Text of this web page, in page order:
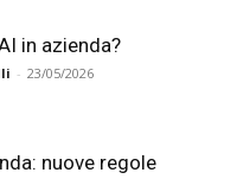
in azienda?
- 23/05/2026
nuove regole